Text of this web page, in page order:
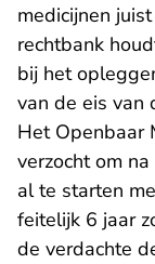
medicijnen
rechtbank
bij het
van de eis van
Het Openbaar
verzocht om
al te starten
feitelijk 6 jaar
de verdachte